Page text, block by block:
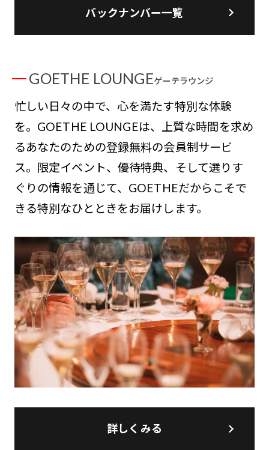
バックナンバー一覧
GOETHE LOUNGEゲーテラウンジ
忙しい日々の中で、心を満たす特別な体験
を。GOETHE LOUNGEは、上質な時間を求め
るあなたのための登録無料の会員制サービ
ス。限定イベント、優待特典、そして選りす
ぐりの情報を通じて、GOETHEだからこそで
きる特別なひとときをお届けします。
詳しくみる